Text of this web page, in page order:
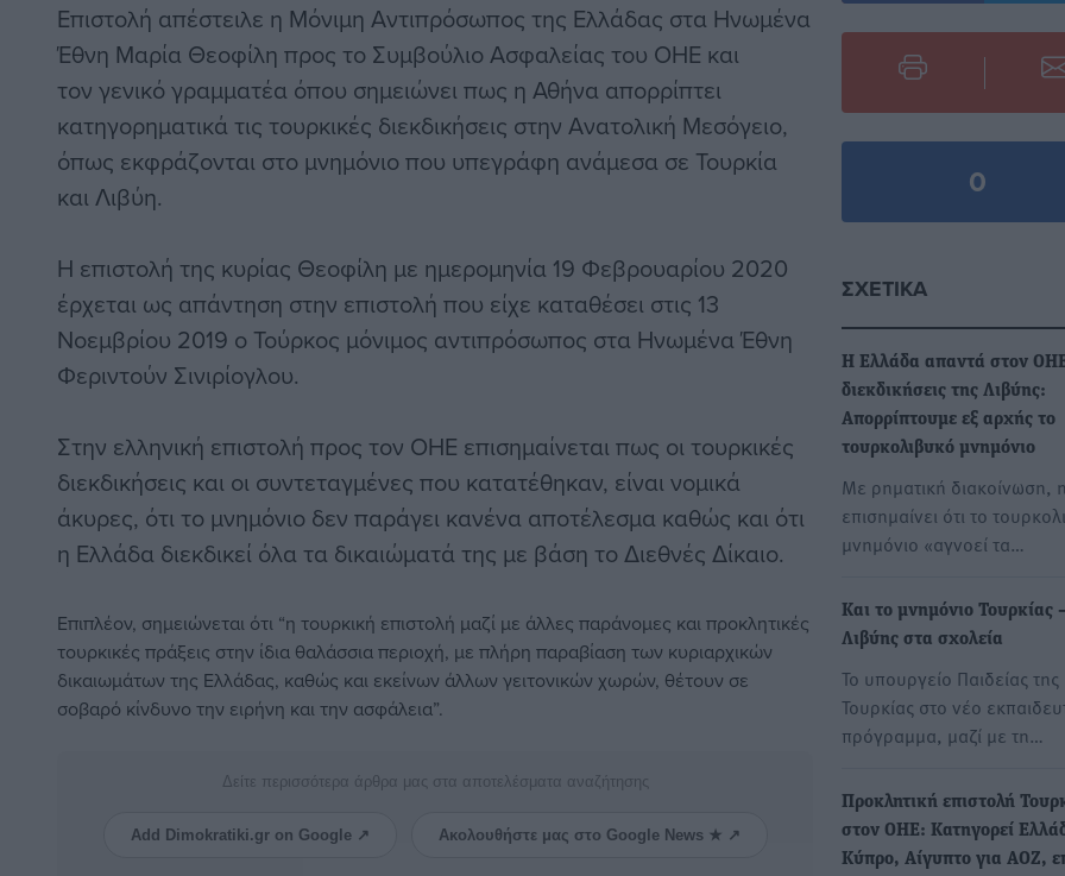
Επιστολή απέστειλε η Μόνιμη Αντιπρόσωπος της Ελλάδας στα Ηνωμένα
Έθνη Μαρία Θεοφίλη προς το Συμβούλιο Ασφαλείας του ΟΗΕ και
τον γενικό γραμματέα όπου σημειώνει πως η Αθήνα απορρίπτει
κατηγορηματικά τις τουρκικές διεκδικήσεις στην Ανατολική Μεσόγειο,
όπως εκφράζονται στο μνημόνιο που υπεγράφη ανάμεσα σε Τουρκία
και Λιβύη.
Η επιστολή της κυρίας Θεοφίλη με ημερομηνία 19 Φεβρουαρίου 2020
έρχεται ως απάντηση στην επιστολή που είχε καταθέσει στις 13
Νοεμβρίου 2019 ο Τούρκος μόνιμος αντιπρόσωπος στα Ηνωμένα Έθνη
Φεριντούν Σινιρίογλου.
Στην ελληνική επιστολή προς τον ΟΗΕ επισημαίνεται πως οι τουρκικές
διεκδικήσεις και οι συντεταγμένες που κατατέθηκαν, είναι νομικά
άκυρες, ότι το μνημόνιο δεν παράγει κανένα αποτέλεσμα καθώς και ότι
η Ελλάδα διεκδικεί όλα τα δικαιώματά της με βάση το Διεθνές Δίκαιο.
Επιπλέον, σημειώνεται ότι “η τουρκική επιστολή μαζί με άλλες παράνομες και προκλητικές
τουρκικές πράξεις στην ίδια θαλάσσια περιοχή, με πλήρη παραβίαση των κυριαρχικών
δικαιωμάτων της Ελλάδας, καθώς και εκείνων άλλων γειτονικών χωρών, θέτουν σε
σοβαρό κίνδυνο την ειρήνη και την ασφάλεια”.
Δείτε περισσότερα άρθρα μας στα αποτελέσματα αναζήτησης
Add Dimokratiki.gr on Google ↗ Ακολουθήστε μας στο Google News ★ ↗
0
ΣΧΕΤΙΚΆ
Η Ελλάδα απαντά στον ΟΗΕ
διεκδικήσεις της Λιβύης:
Απορρίπτουμε εξ αρχής το
τουρκολιβυκό μνημόνιο
Με ρηματική διακοίνωση,
επισημαίνει ότι το
μνημόνιο «αγνοεί τα…
Και το μνημόνιο Τουρκίας
Λιβύης στα σχολεία
Το υπουργείο Παιδείας της
Τουρκίας στο νέο
πρόγραμμα, μαζί με τη…
Προκλητική επιστολή
στον ΟΗΕ: Κατηγορεί
Κύπρο, Αίγυπτο για ΑΟΖ,